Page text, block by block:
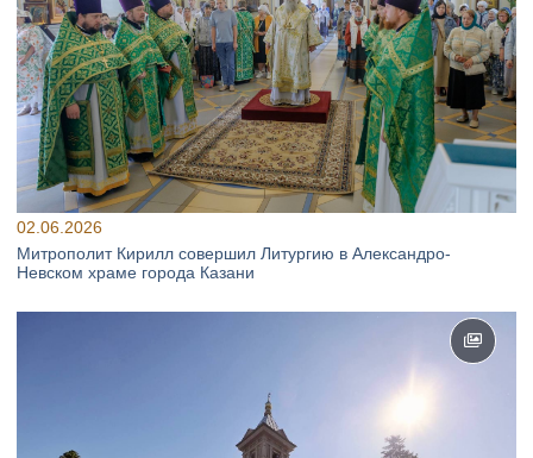
02.06.2026
Митрополит Кирилл совершил Литургию в Александро-
Невском храме города Казани